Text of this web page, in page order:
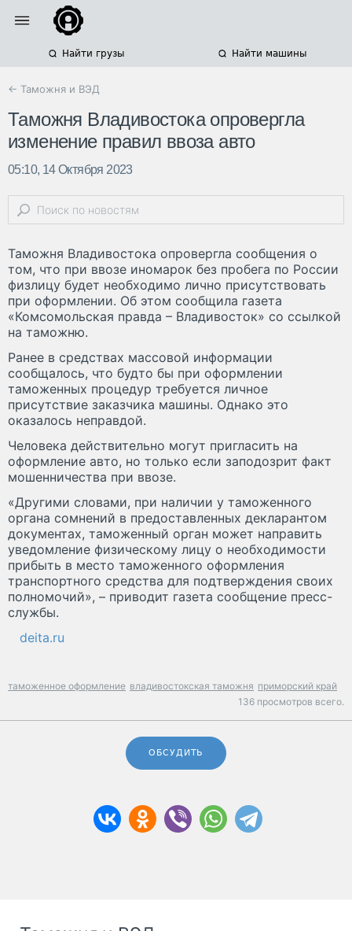
Найти грузы Найти машины
← Таможня и ВЭД
Таможня Владивостока опровергла
изменение правил ввоза авто
05:10, 14 Октября 2023
Таможня Владивостока опровергла сообщения о
том, что при ввозе иномарок без пробега по России
физлицу будет необходимо лично присутствовать
при оформлении. Об этом сообщила газета
«Комсомольская правда – Владивосток» со ссылкой
на таможню.
Ранее в средствах массовой информации
сообщалось, что будто бы при оформлении
таможенных процедур требуется личное
присутствие заказчика машины. Однако это
оказалось неправдой.
Человека действительно могут пригласить на
оформление авто, но только если заподозрит факт
мошенничества при ввозе.
«Другими словами, при наличии у таможенного
органа сомнений в предоставленных декларантом
документах, таможенный орган может направить
уведомление физическому лицу о необходимости
прибыть в место таможенного оформления
транспортного средства для подтверждения своих
полномочий», – приводит газета сообщение пресс-
службы.
deita.ru
таможенное оформление владивостокская таможня приморский край
136 просмотров всего.
ОБСУДИТЬ